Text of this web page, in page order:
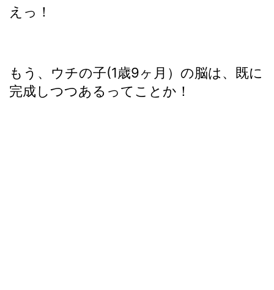
えっ！
もう、ウチの子(1歳9ヶ月）の脳は、既に
完成しつつあるってことか！